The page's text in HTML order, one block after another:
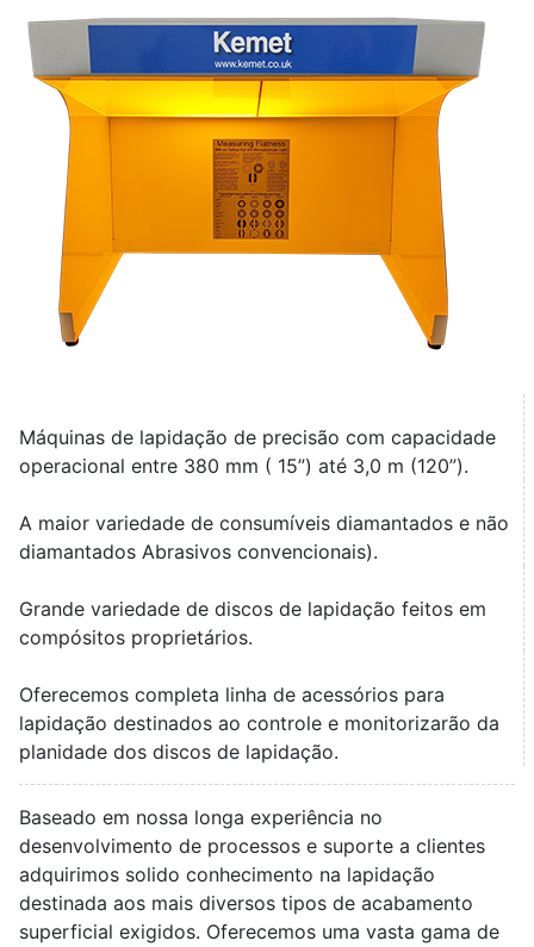
Máquinas de lapidação de precisão com capacidade
operacional entre 380 mm ( 15”) até 3,0 m (120”).
A maior variedade de consumíveis diamantados e não
diamantados Abrasivos convencionais).
Grande variedade de discos de lapidação feitos em
compósitos proprietários.
Oferecemos completa linha de acessórios para
lapidação destinados ao controle e monitorizarão da
planidade dos discos de lapidação.
Baseado em nossa longa experiência no
desenvolvimento de processos e suporte a clientes
adquirimos solido conhecimento na lapidação
destinada aos mais diversos tipos de acabamento
superficial exigidos. Oferecemos uma vasta gama de